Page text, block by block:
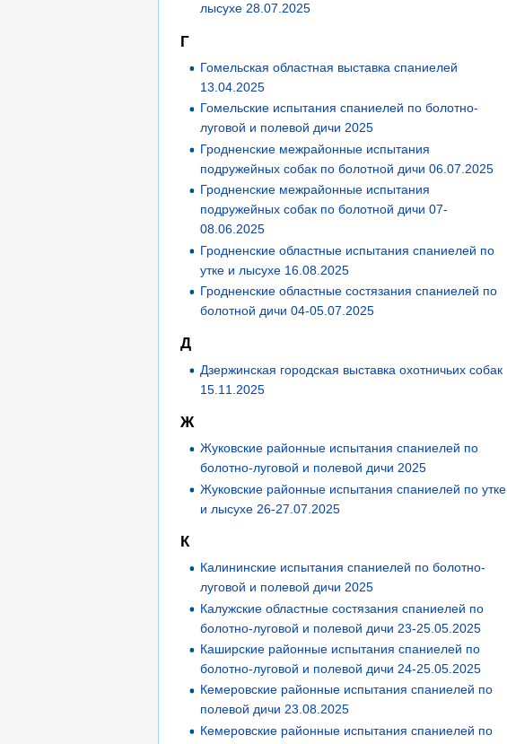
лысухе 28.07.2025
Г
Гомельская областная выставка спаниелей
13.04.2025
Гомельские испытания спаниелей по болотно-
луговой и полевой дичи 2025
Гродненские межрайонные испытания
подружейных собак по болотной дичи 06.07.2025
Гродненские межрайонные испытания
подружейных собак по болотной дичи 07-
08.06.2025
Гродненские областные испытания спаниелей по
утке и лысухе 16.08.2025
Гродненские областные состязания спаниелей по
болотной дичи 04-05.07.2025
Д
Дзержинская городская выставка охотничьих собак
15.11.2025
Ж
Жуковские районные испытания спаниелей по
болотно-луговой и полевой дичи 2025
Жуковские районные испытания спаниелей по утке
и лысухе 26-27.07.2025
К
Калининские испытания спаниелей по болотно-
луговой и полевой дичи 2025
Калужские областные состязания спаниелей по
болотно-луговой и полевой дичи 23-25.05.2025
Каширские районные испытания спаниелей по
болотно-луговой и полевой дичи 24-25.05.2025
Кемеровские районные испытания спаниелей по
полевой дичи 23.08.2025
Кемеровские районные испытания спаниелей по